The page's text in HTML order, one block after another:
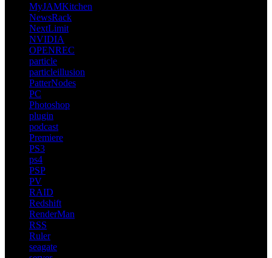
MyJAMKitchen
NewsRack
NextLimit
NVIDIA
OPENREC
particle
particleillusion
PatterNodes
PC
Photoshop
plugin
podcast
Premiere
PS3
ps4
PSP
PV
RAID
Redshift
RenderMan
RSS
Ruler
seagate